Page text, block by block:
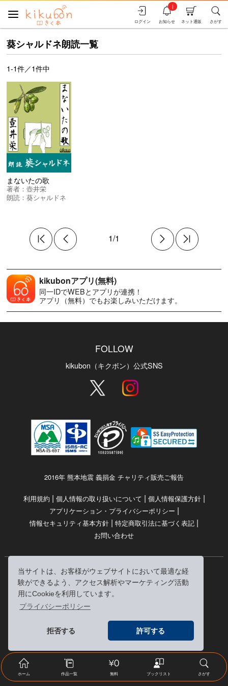
当サイトは、お客様がウェブサイトにおいて最適な経
験ができるよう、アクセス解析やマーケティング活動
用にCookieを利用しています。
プライバシーポリシー
拒否する 許可する
さがす
ネット通販
お知らせ
i
ログイン
葵シャルドネ朗読一覧
1-1件／1件中
まないたの歌
著者：壺井栄
朗読：葵シャルドネ
1/1
kikubonアプリ(無料)
同一IDでWEBとアプリが連携！
アプリ（無料）でもお楽しみいただけます。
FOLLOW
kikubon（キクボン）公式SNS
2016年 熊本地震 義捐金 チャリティ販売ご報告
利用規約 | 個人情報の取り扱いについて | 個人情報保護方針|
アプリケーション・プライバシーポリシー |
情報セキュリティ基本方針 | 特定商取引法に基づく表記 |
お問い合わせ
© RRJ Inc.
（kikubon/キクボン/きく本/きくほん/キクホン）は
株式会社RRJの登録商標です。
ホーム 作品一覧 無料 ブックリスト さがす